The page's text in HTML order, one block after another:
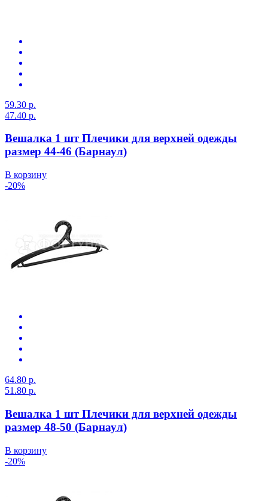
59.30 р.
47.40 р.
Вешалка 1 шт Плечики для верхней одежды
размер 44-46 (Барнаул)
В корзину
-20%
64.80 р.
51.80 р.
Вешалка 1 шт Плечики для верхней одежды
размер 48-50 (Барнаул)
В корзину
-20%